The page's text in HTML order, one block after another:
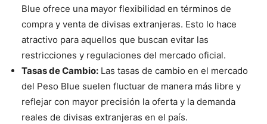
Blue ofrece una mayor flexibilidad en términos de
compra y venta de divisas extranjeras. Esto lo hace
atractivo para aquellos que buscan evitar las
restricciones y regulaciones del mercado oficial.
Tasas de Cambio: Las tasas de cambio en el mercado
del Peso Blue suelen fluctuar de manera más libre y
reflejar con mayor precisión la oferta y la demanda
reales de divisas extranjeras en el país.